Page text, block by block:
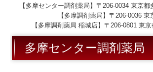
【受付事務パート募集】稲城店
お薬手帳
お問い合わせ
【多摩センター調剤薬局】〒206-0034 東京
【多摩調剤薬局】〒206-0036
【多摩調剤薬局 稲城店】〒206-0801 東
多摩センター調剤薬局